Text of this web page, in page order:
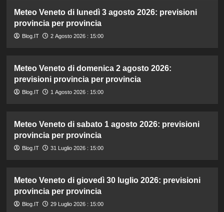
Meteo Veneto di lunedì 3 agosto 2026: previsioni
provincia per provincia
Blog.IT 2 Agosto 2026 : 15:00
Meteo Veneto di domenica 2 agosto 2026:
previsioni provincia per provincia
Blog.IT 1 Agosto 2026 : 15:00
Meteo Veneto di sabato 1 agosto 2026: previsioni
provincia per provincia
Blog.IT 31 Luglio 2026 : 15:00
Meteo Veneto di giovedì 30 luglio 2026: previsioni
provincia per provincia
Blog.IT 29 Luglio 2026 : 15:00